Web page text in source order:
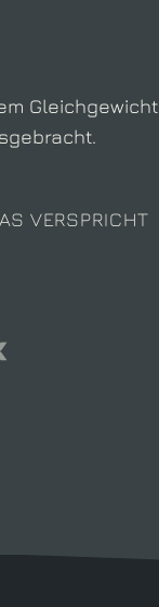
Gleichgewicht
VERSPRICHT